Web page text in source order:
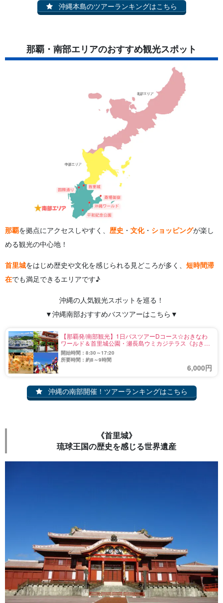
沖縄本島のツアーランキングはこちら
那覇・南部エリアのおすすめ観光スポット
那覇を拠点にアクセスしやすく、 歴史 ・ 文化・ ショッピングが楽し
める観光の中心地！
首里城をはじめ歴史や文化を感じられる見どころが多く、 短時間滞
在でも満足できるエリアです♪
沖縄の人気観光スポットを巡る！
▼沖縄南部おすすめバスツアーはこちら▼
【那覇発/南部観光】1日バスツアーDコース☆おきなわ
ワールド＆首里城公園・瀬長島ウミカジテラス《おきな
わワールド入園料込み・自動音声ガイダンス付》
（No.720）
開始時間：8:30～17:20
所要時間：約8～9時間
6,000円
沖縄の南部開催！ツアーランキングはこちら
《首里城》
琉球王国の歴史を感じる世界遺産